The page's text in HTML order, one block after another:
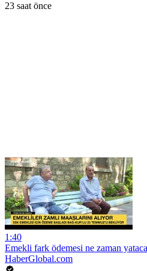
23 saat önce
1:40
Emekli fark ödemesi ne zaman
HaberGlobal.com